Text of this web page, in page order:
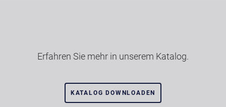
Erfahren Sie mehr in unserem Katalog.
KATALOG DOWNLOADEN